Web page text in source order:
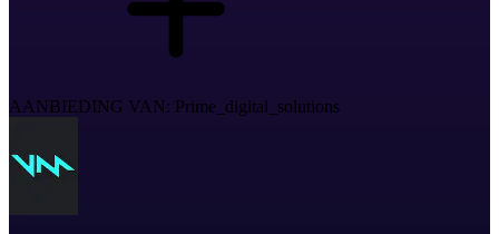
AANBIEDING VAN: Prime_digital_solutions